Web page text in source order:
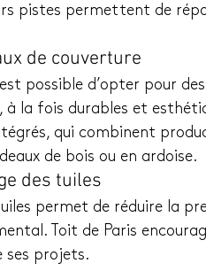
pistes permettent de
de couverture
possible d’opter pour
à la fois durables et
qui combinent
de bois ou en ardoise.
des tuiles
permet de réduire la
Toit de Paris
ses projets.